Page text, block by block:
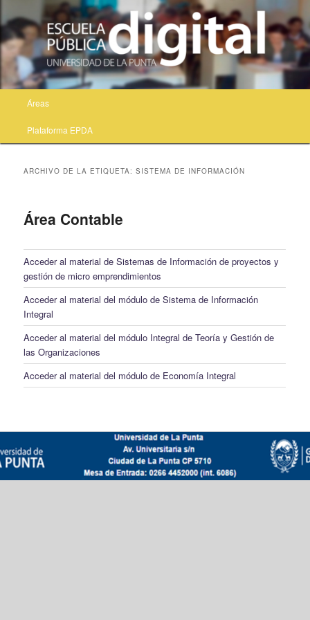
Menú principal
Ir al contenido principal
Ir al contenido secundario
Áreas
Plataforma EPDA
ARCHIVO DE LA ETIQUETA:SISTEMA DE INFORMACIÓN
Área Contable
Acceder al material de Sistemas de Información de proyectos y
gestión de micro emprendimientos
Acceder al material del módulo de Sistema de Información
Integral
Acceder al material del módulo Integral de Teoría y Gestión de
las Organizaciones
Acceder al material del módulo de Economía Integral